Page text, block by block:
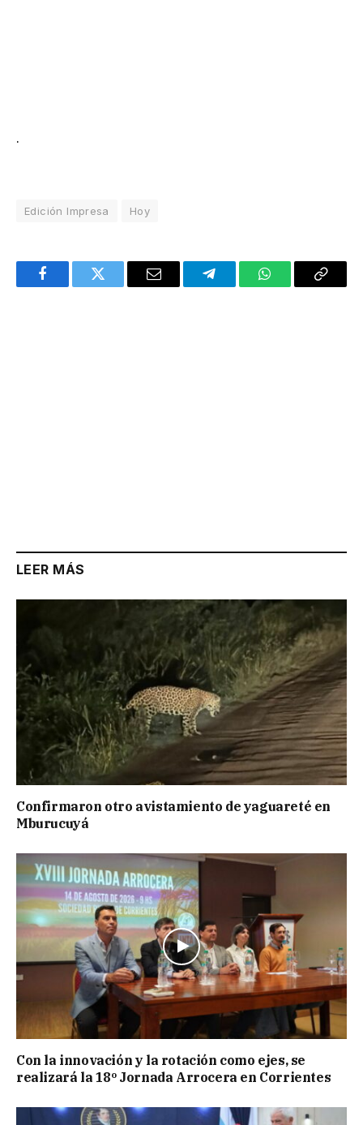
.
Edición Impresa Hoy
FacebookTwitter Email TelegramWhatsAppCopy
LEER MÁS
Confirmaron otro avistamiento de yaguareté en
Mburucuyá
Con la innovación y la rotación como ejes, se
realizará la 18º Jornada Arrocera en Corrientes